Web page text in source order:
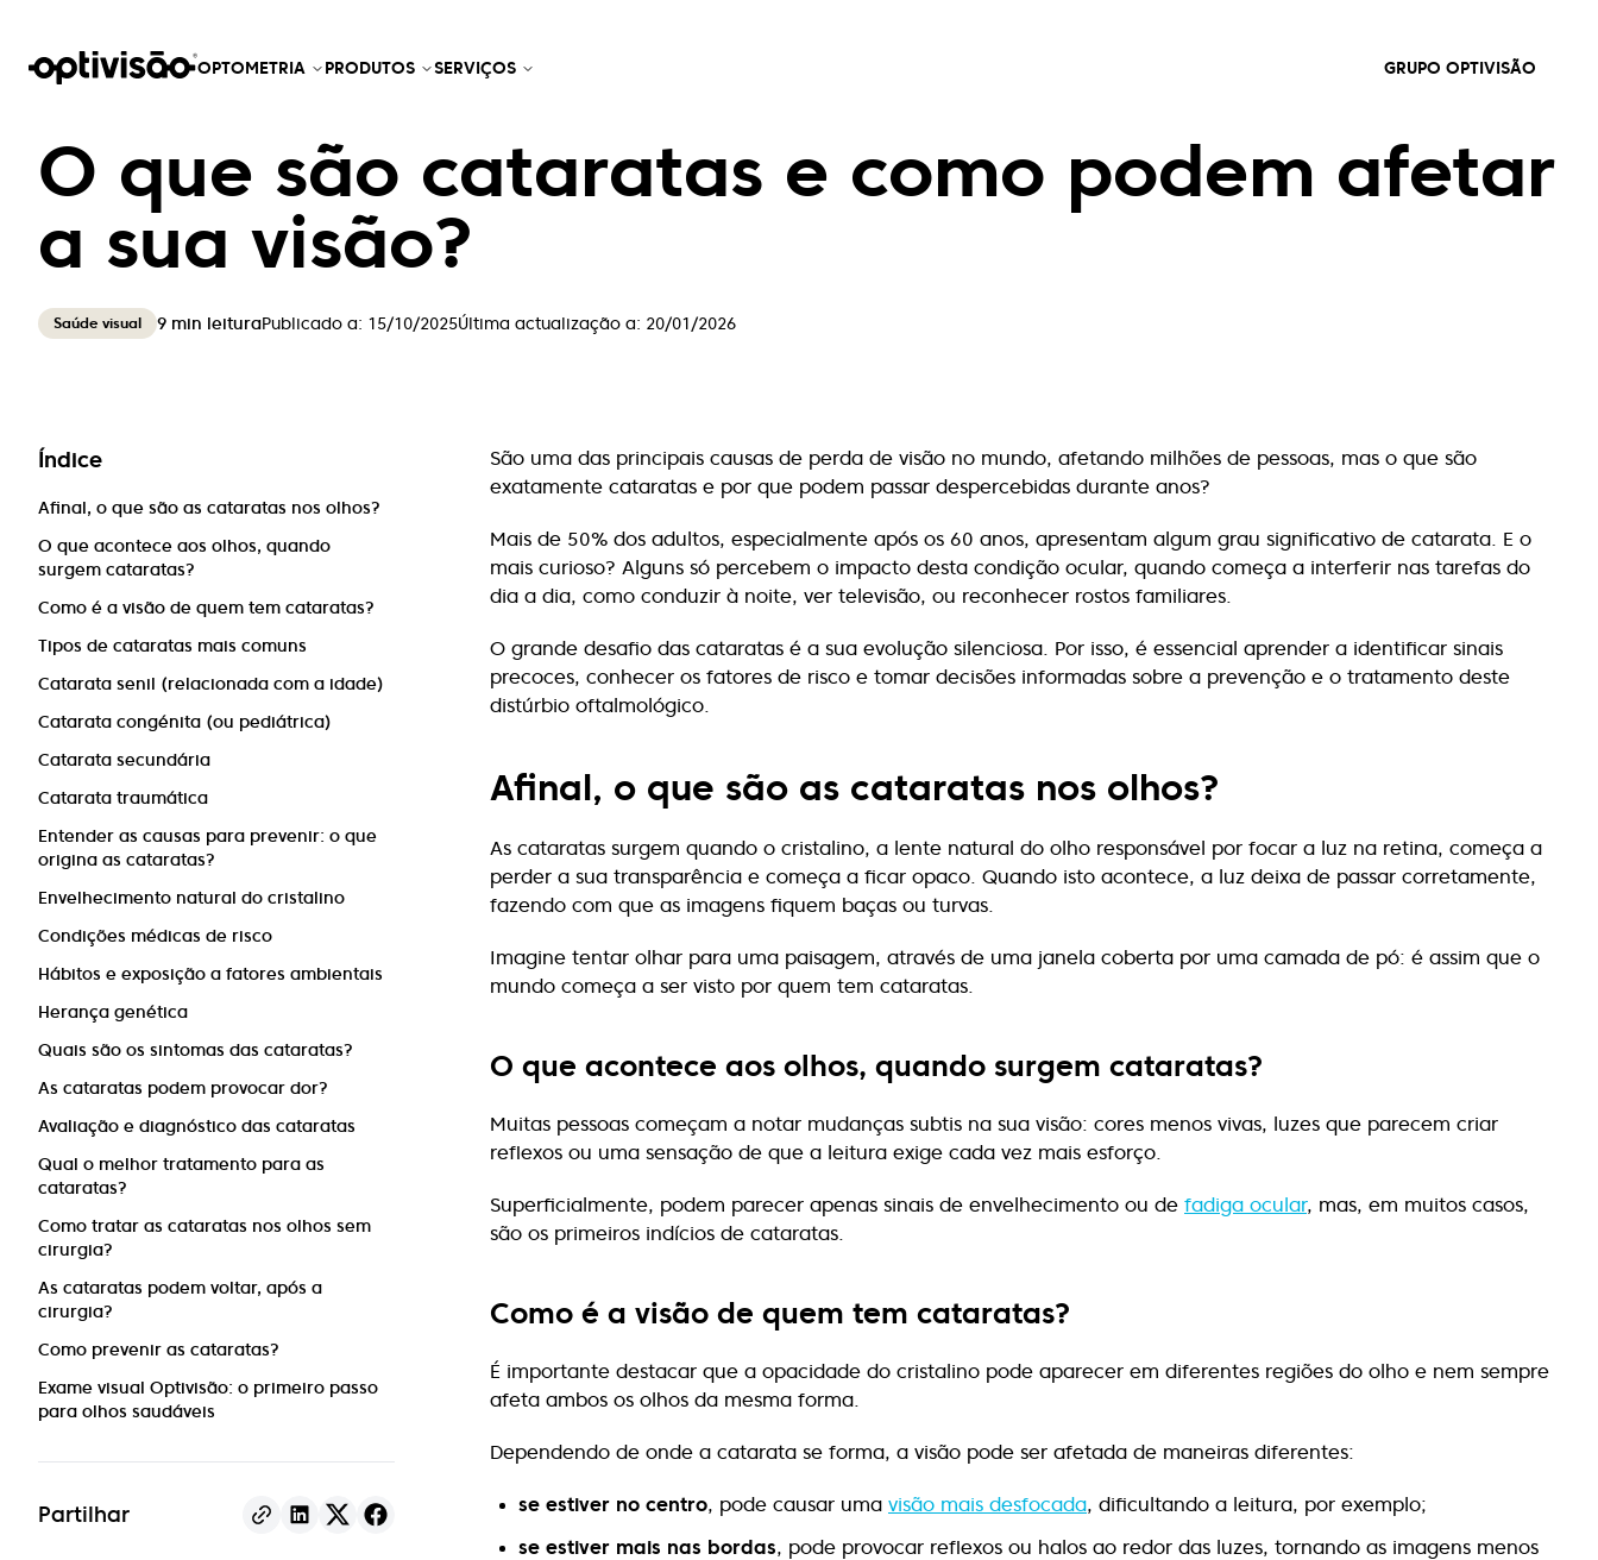
OPTOMETRIA PRODUTOS SERVIÇOS GRUPO OPTIVISÃO
O que são cataratas e como podem afetar
a sua visão?
Saúde visual 9 min leituraPublicado a: 15/10/2025Última actualização a: 20/01/2026
Índice
Afinal, o que são as cataratas nos olhos?
O que acontece aos olhos, quando
surgem cataratas?
Como é a visão de quem tem cataratas?
Tipos de cataratas mais comuns
Catarata senil (relacionada com a idade)
Catarata congénita (ou pediátrica)
Catarata secundária
Catarata traumática
Entender as causas para prevenir: o que
origina as cataratas?
Envelhecimento natural do cristalino
Condições médicas de risco
Hábitos e exposição a fatores ambientais
Herança genética
Quais são os sintomas das cataratas?
As cataratas podem provocar dor?
Avaliação e diagnóstico das cataratas
Qual o melhor tratamento para as
cataratas?
Como tratar as cataratas nos olhos sem
cirurgia?
As cataratas podem voltar, após a
cirurgia?
Como prevenir as cataratas?
Exame visual Optivisão: o primeiro passo
para olhos saudáveis
Partilhar
São uma das principais causas de perda de visão no mundo, afetando milhões de pessoas, mas o que são
exatamente cataratas e por que podem passar despercebidas durante anos?
Mais de 50% dos adultos, especialmente após os 60 anos, apresentam algum grau significativo de catarata. E o
mais curioso? Alguns só percebem o impacto desta condição ocular, quando começa a interferir nas tarefas do
dia a dia, como conduzir à noite, ver televisão, ou reconhecer rostos familiares.
O grande desafio das cataratas é a sua evolução silenciosa. Por isso, é essencial aprender a identificar sinais
precoces, conhecer os fatores de risco e tomar decisões informadas sobre a prevenção e o tratamento deste
distúrbio oftalmológico.
Afinal, o que são as cataratas nos olhos?
As cataratas surgem quando o cristalino, a lente natural do olho responsável por focar a luz na retina, começa a
perder a sua transparência e começa a ficar opaco. Quando isto acontece, a luz deixa de passar corretamente,
fazendo com que as imagens fiquem baças ou turvas.
Imagine tentar olhar para uma paisagem, através de uma janela coberta por uma camada de pó: é assim que o
mundo começa a ser visto por quem tem cataratas.
O que acontece aos olhos, quando surgem cataratas?
Muitas pessoas começam a notar mudanças subtis na sua visão: cores menos vivas, luzes que parecem criar
reflexos ou uma sensação de que a leitura exige cada vez mais esforço.
Superficialmente, podem parecer apenas sinais de envelhecimento ou de fadiga ocular, mas, em muitos casos,
são os primeiros indícios de cataratas.
Como é a visão de quem tem cataratas?
É importante destacar que a opacidade do cristalino pode aparecer em diferentes regiões do olho e nem sempre
afeta ambos os olhos da mesma forma.
Dependendo de onde a catarata se forma, a visão pode ser afetada de maneiras diferentes:
se estiver no centro, pode causar uma visão mais desfocada, dificultando a leitura, por exemplo;
se estiver mais nas bordas, pode provocar reflexos ou halos ao redor das luzes, tornando as imagens menos